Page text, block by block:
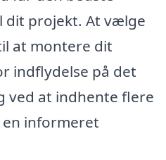
dit projekt. At vælge
at montere dit
indflydelse på det
ved at indhente flere
informeret